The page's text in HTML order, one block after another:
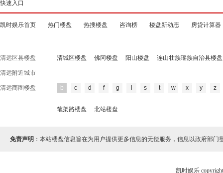
快速入口
凯时娱乐首页 热门楼盘 热搜楼盘 咨询榜 楼盘新动态 房贷计算器
清远区县楼盘 清城区楼盘 佛冈楼盘 阳山楼盘 连山壮族瑶族自治县楼盘
清远附近城市
清远商圈楼盘 b c d f g s t w x y z
笔架路楼盘 北站楼盘
免责声明 ：本站楼盘信息旨在为用户提供更多信息的无偿服务，信息以政府部门
凯时娱乐